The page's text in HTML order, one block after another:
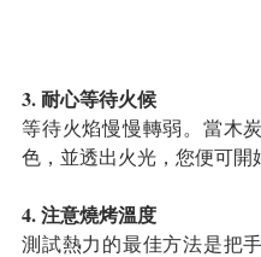
3. 耐心等待火候
等待火焰慢慢轉弱。當木
色，並透出火光，您便可開
4. 注意燒烤溫度
測試熱力的最佳方法是把